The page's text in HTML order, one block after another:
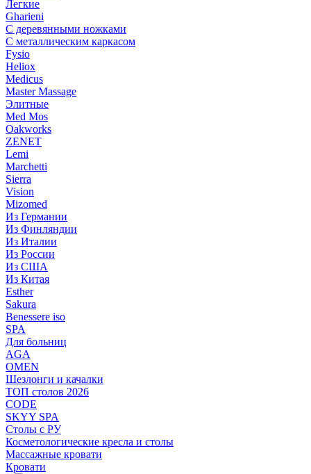
Легкие
Gharieni
С деревянными ножками
С металлическим каркасом
Fysio
Heliox
Medicus
Master Massage
Элитные
Med Mos
Oakworks
ZENET
Lemi
Marchetti
Sierra
Vision
Mizomed
Из Германии
Из Финляндии
Из Италии
Из России
Из США
Из Китая
Esther
Sakura
Benessere iso
SPA
Для больниц
AGA
OMEN
Шезлонги и качалки
ТОП столов 2026
CODE
SKYY SPA
Столы с РУ
Косметологические кресла и столы
Массажные кровати
Кровати